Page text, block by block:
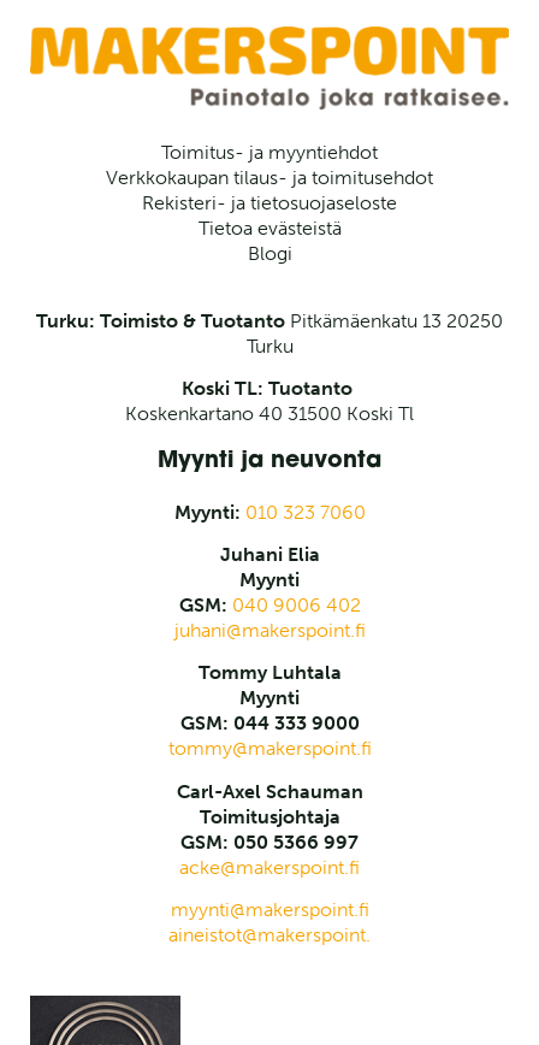
Toimitus- ja myyntiehdot
Verkkokaupan tilaus- ja toimitusehdot
Rekisteri- ja tietosuojaseloste
Tietoa evästeistä
Blogi
Turku: Toimisto & Tuotanto Pitkämäenkatu 13 20250
Turku
Koski TL: Tuotanto
Koskenkartano 40 31500 Koski Tl
Myynti ja neuvonta
Myynti: 010 323 7060
Juhani Elia
Myynti
GSM: 040 9006 402
juhani@makerspoint.fi
Tommy Luhtala
Myynti
GSM: 044 333 9000
tommy@makerspoint.fi
Carl-Axel Schauman
Toimitusjohtaja
GSM: 050 5366 997
acke@makerspoint.fi
myynti@makerspoint.fi
aineistot@makerspoint.